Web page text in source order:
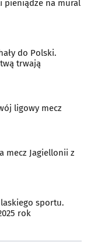
pieniądze na mural
do Polski.
trwają
ligowy mecz
mecz Jagiellonii z
sportu.
rok